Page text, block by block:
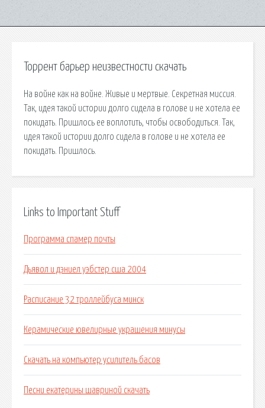
Торрент барьер неизвестности скачать
На войне как на войне. Живые и мертвые. Секретная миссия.
Так, идея такой истории долго сидела в голове и не хотела ее
покидать. Пришлось ее воплотить, чтобы освободиться. Так,
идея такой истории долго сидела в голове и не хотела ее
покидать. Пришлось.
Links to Important Stuff
Программа спамер почты
Дьявол и дэниел уэбстер сша 2004
Расписание 32 троллейбуса минск
Керамические ювелирные украшения минусы
Скачать на компьютер усилитель басов
Песни екатерины шавриной скачать